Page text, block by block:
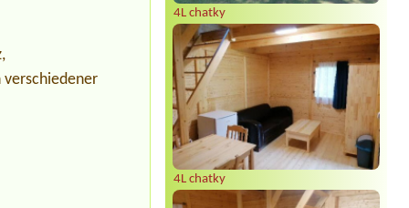
4L chatky
4L chatky
verschiedener